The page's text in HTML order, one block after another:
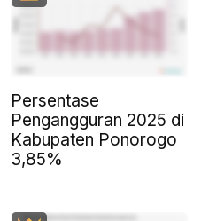
Persentase
Pengangguran 2025 di
Kabupaten Ponorogo
3,85%